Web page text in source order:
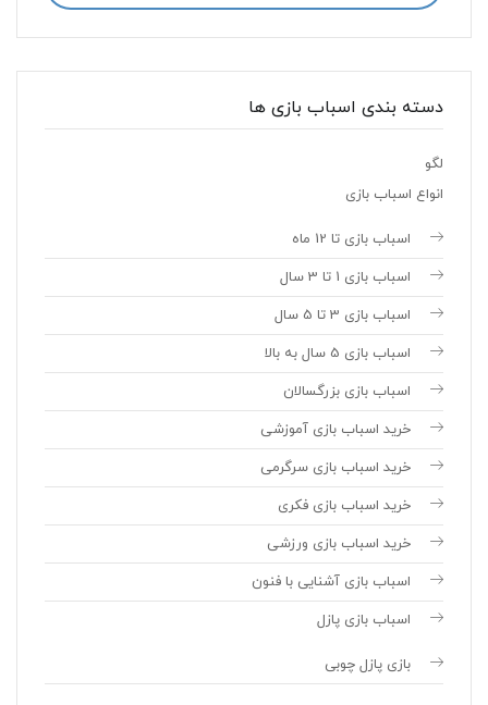
دسته بندی اسباب بازی ها
لگو
انواع اسباب بازی
اسباب بازی تا 12 ماه
اسباب بازی 1 تا 3 سال
اسباب بازی 3 تا 5 سال
اسباب بازی 5 سال به بالا
اسباب بازی بزرگسالان
خرید اسباب بازی آموزشی
خرید اسباب بازی سرگرمی
خرید اسباب بازی فکری
خرید اسباب بازی ورزشی
اسباب بازی آشنایی با فنون
اسباب بازی پازل
بازی پازل چوبی